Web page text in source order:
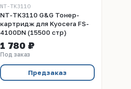
NT-TK3110
NT-TK3110 G&G Тонер-
картридж для Kyocera FS-
4100DN (15500 стр)
1 780 ₽
Под заказ
Предзаказ